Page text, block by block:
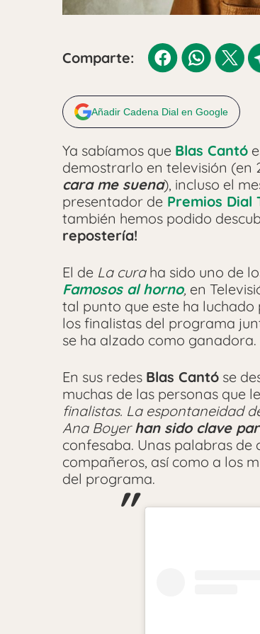
Comparte:
Añadir Cadena Dial en Google
Ya sabíamos que Blas Cantó
demostrarlo en televisión (en
cara me suena), incluso el
presentador de Premios Dial
también hemos podido
repostería!
El de La curaha sido uno de
Famosos al horno, en
tal punto que este ha
los finalistas del programa
se ha alzado como ganadora.
En sus redes Blas Cantó se
muchas de las personas que
finalistas. La espontaneidad
Ana Boyerhan sido clave
confesaba. Unas palabras de
compañeros, así como a los
del programa.